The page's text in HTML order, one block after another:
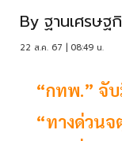
By ฐานเศรษฐ
22 ส.ค. 67 | 08:49 น.
“กทพ.” จั
“ทางด่วนจ